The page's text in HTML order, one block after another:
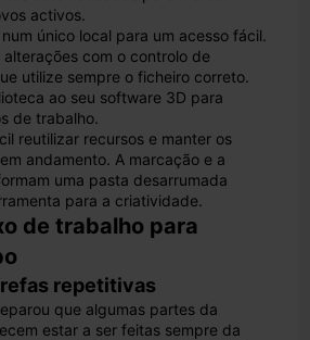
activos.
único local para um acesso fácil.
alterações com o controlo de
utilize sempre o ficheiro correto.
ao seu software 3D para
de trabalho.
reutilizar recursos e manter os
andamento. A marcação e a
uma pasta desarrumada
para a criatividade.
de trabalho para
repetitivas
que algumas partes da
estar a ser feitas sempre da